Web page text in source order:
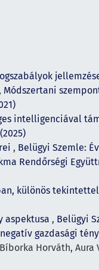
Módszertani
intelligenciával
, Belügyi Szemle:
Rendőrségi
különös
aspektusa , Belügyi
gazdasági
Horváth, Aura